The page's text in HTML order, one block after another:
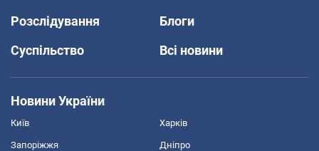
Розслідування
Блоги
Суспільство
Всі новини
Новини України
Київ Харків
Запоріжжя Дніпро